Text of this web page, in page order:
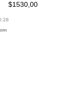
$1530,00